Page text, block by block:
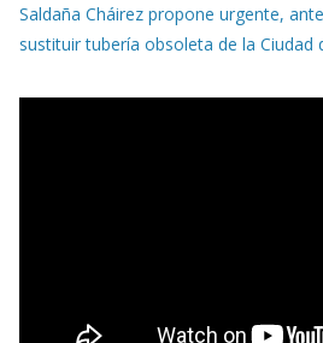
Saldaña Cháirez propone urgente,
sustituir tubería obsoleta de la Ciudad